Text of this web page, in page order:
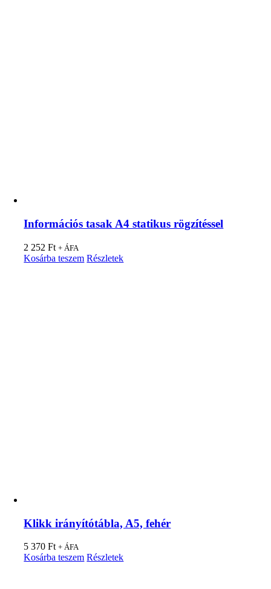
Információs tasak A4 statikus rögzítéssel
2 252Ft + ÁFA
Kosárba teszem Részletek
Klikk irányítótábla, A5, fehér
5 370Ft + ÁFA
Kosárba teszem Részletek